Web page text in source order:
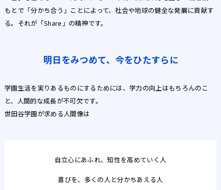
もとで「分かち合う」ことによって、社会や地球の健全な発展に貢献す
る。それが「Share」の精神です。
明日をみつめて、今をひたすらに
学園生活を実りあるものにするためには、学力の向上はもちろんのこ
と、人間的な成長が不可欠です。
世田谷学園が求める人間像は
自立心にあふれ、知性を高めていく人
喜びを、多くの人と分かちあえる人